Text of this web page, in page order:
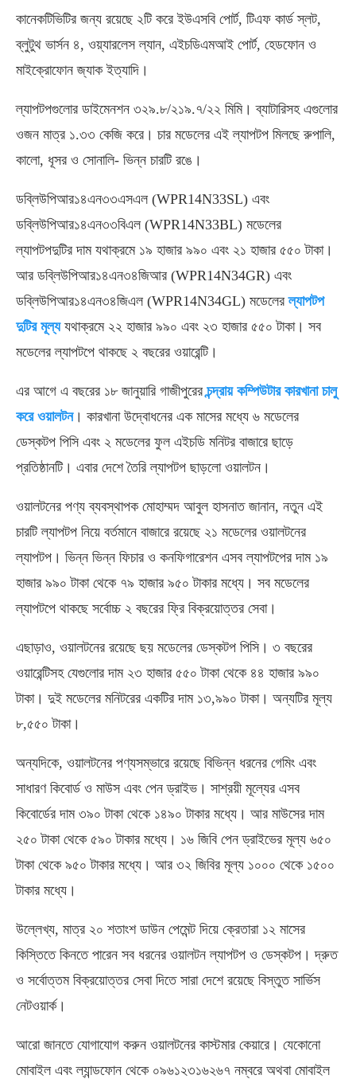
কানেকটিভিটির জন্য রয়েছে ২টি করে ইউএসবি পোর্ট, টিএফ কার্ড স্লট,
ব্লুটুথ ভার্সন ৪, ওয়্যারলেস ল্যান, এইচডিএমআই পোর্ট, হেডফোন ও
মাইক্রোফোন জ্যাক ইত্যাদি।
ল্যাপটপগুলোর ডাইমেনশন ৩২৯.৮/২১৯.৭/২২ মিমি। ব্যাটারিসহ এগুলোর
ওজন মাত্র ১.৩৩ কেজি করে। চার মডেলের এই ল্যাপটপ মিলছে রুপালি,
কালো, ধূসর ও সোনালি- ভিন্ন চারটি রঙে।
ডব্লিউপিআর১৪এন৩৩এসএল (WPR14N33SL) এবং
ডব্লিউপিআর১৪এন৩৩বিএল (WPR14N33BL) মডেলের
ল্যাপটপদুটির দাম যথাক্রমে ১৯ হাজার ৯৯০ এবং ২১ হাজার ৫৫০ টাকা।
আর ডব্লিউপিআর১৪এন৩৪জিআর (WPR14N34GR) এবং
ডব্লিউপিআর১৪এন৩৪জিএল (WPR14N34GL) মডেলেরল্যাপটপ
দুটির মূল্যযথাক্রমে ২২ হাজার ৯৯০ এবং ২৩ হাজার ৫৫০ টাকা। সব
মডেলের ল্যাপটপে থাকছে ২ বছরের ওয়ারেন্টি।
এর আগে এ বছরের ১৮ জানুয়ারি গাজীপুরেরচন্দ্রায় কম্পিউটার কারখানা চালু
করে ওয়ালটন। কারখানা উদ্বোধনের এক মাসের মধ্যে ৬ মডেলের
ডেস্কটপ পিসি এবং ২ মডেলের ফুল এইচডি মনিটর বাজারে ছাড়ে
প্রতিষ্ঠানটি। এবার দেশে তৈরি ল্যাপটপ ছাড়লো ওয়ালটন।
ওয়ালটনের পণ্য ব্যবস্থাপক মোহাম্মদ আবুল হাসনাত জানান, নতুন এই
চারটি ল্যাপটপ নিয়ে বর্তমানে বাজারে রয়েছে ২১ মডেলের ওয়ালটনের
ল্যাপটপ। ভিন্ন ভিন্ন ফিচার ও কনফিগারেশন এসব ল্যাপটপের দাম ১৯
হাজার ৯৯০ টাকা থেকে ৭৯ হাজার ৯৫০ টাকার মধ্যে। সব মডেলের
ল্যাপটপে থাকছে সর্বোচ্চ ২ বছরের ফ্রি বিক্রয়োত্তর সেবা।
এছাড়াও, ওয়ালটনের রয়েছে ছয় মডেলের ডেস্কটপ পিসি। ৩ বছরের
ওয়ারেন্টিসহ যেগুলোর দাম ২৩ হাজার ৫৫০ টাকা থেকে ৪৪ হাজার ৯৯০
টাকা। দুই মডেলের মনিটরের একটির দাম ১৩,৯৯০ টাকা। অন্যটির মূল্য
৮,৫৫০ টাকা।
অন্যদিকে, ওয়ালটনের পণ্যসম্ভারে রয়েছে বিভিন্ন ধরনের গেমিং এবং
সাধারণ কিবোর্ড ও মাউস এবং পেন ড্রাইভ। সাশ্রয়ী মূল্যের এসব
কিবোর্ডের দাম ৩৯০ টাকা থেকে ১৪৯০ টাকার মধ্যে। আর মাউসের দাম
২৫০ টাকা থেকে ৫৯০ টাকার মধ্যে। ১৬ জিবি পেন ড্রাইভের মূল্য ৬৫০
টাকা থেকে ৯৫০ টাকার মধ্যে। আর ৩২ জিবির মূল্য ১০০০ থেকে ১৫০০
টাকার মধ্যে।
উল্লেখ্য, মাত্র ২০ শতাংশ ডাউন পেমেন্ট দিয়ে ক্রেতারা ১২ মাসের
কিস্তিতে কিনতে পারেন সব ধরনের ওয়ালটন ল্যাপটপ ও ডেস্কটপ। দ্রুত
ও সর্বোত্তম বিক্রয়োত্তর সেবা দিতে সারা দেশে রয়েছে বিস্তুত সার্ভিস
নেটওয়ার্ক।
আরো জানতে যোগাযোগ করুন ওয়ালটনের কাস্টমার কেয়ারে। যেকোনো
মোবাইল এবং ল্যান্ডফোন থেকে ০৯৬১২৩১৬২৬৭ নম্বরে অথবা মোবাইল